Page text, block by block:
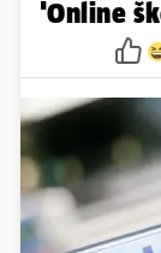
'Online